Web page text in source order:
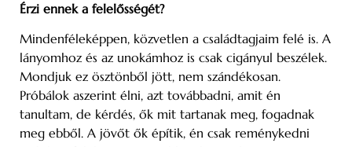
Érzi ennek a felelősségét?
Mindenféleképpen, közvetlen a családtagjaim felé is. A
lányomhoz és az unokámhoz is csak cigányul beszélek.
Mondjuk ez ösztönből jött, nem szándékosan.
Próbálok aszerint élni, azt továbbadni, amit én
tanultam, de kérdés, ők mit tartanak meg, fogadnak
meg ebből. A jövőt ők építik, én csak reménykedni